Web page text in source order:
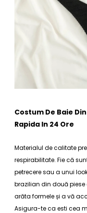
Costum De Baie
Rapida In 24 Ore
Materialul de calitate
respirabilitate. Fie că
petrecere sau a unui
brazilian din două piese
arăta formele și a vă
Asigura-te ca esti cea